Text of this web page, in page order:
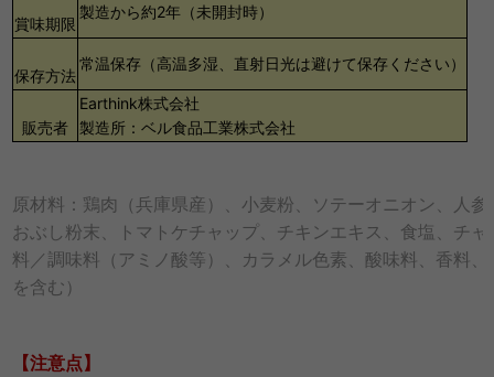
賞味期限
製造から約2年（未開封時）
保存方法
常温保存（高温多湿、直射日光は避けて保存ください）
販売者
Earthink株式会社
製造所：ベル食品工業株式会社
原材料：鶏肉（兵庫県産）、小麦粉、ソテーオニオン、人
おぶし粉末、トマトケチャップ、チキンエキス、食塩、チ
料／調味料（アミノ酸等）、カラメル色素、酸味料、香料
を含む）
【注意点】